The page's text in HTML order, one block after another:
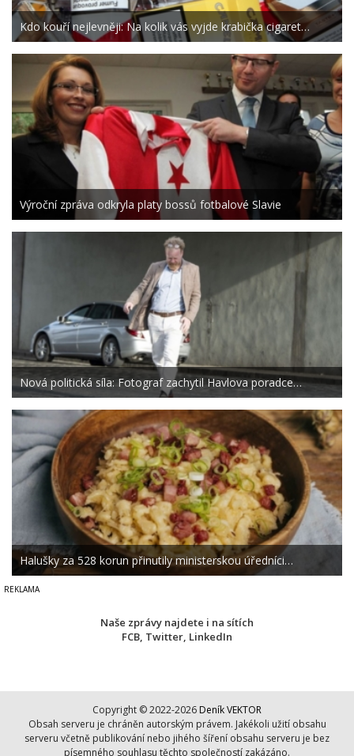
Kdo kouří nejlevněji: Na kolik vás vyjde krabička cigaret…
Výroční zpráva odkryla platy bossů fotbalové Slavie
Nová politická síla: Fotograf zachytil Havlova poradce…
Halušky za 528 korun přinutily ministerskou úředníci…
Naše zprávy najdete i na sítích
FCB Twitter LinkedIn
Copyright © 2022-2026 Deník VEKTOR
Obsah serveru je chráněn autorským právem. Jakékoli užití obsahu
serveru včetně publikování nebo jihého šíření obsahu serveru je bez
písemného souhlasu těchto společností zakázáno.